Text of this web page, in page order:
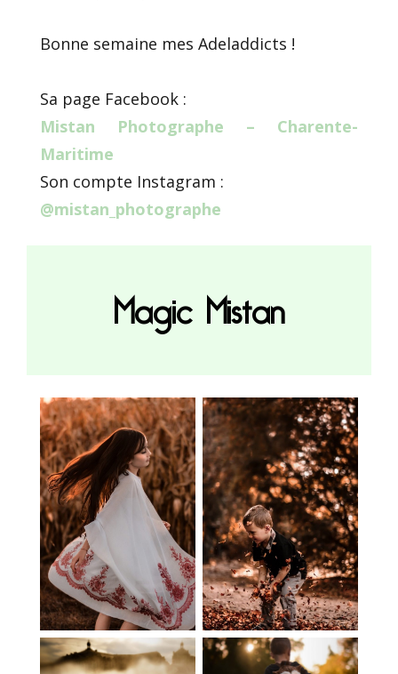
Bonne semaine mes Adeladdicts !
Sa page Facebook :
Mistan Photographe – Charente-
Maritime
Son compte Instagram :
@mistan_photographe
Magic Mistan